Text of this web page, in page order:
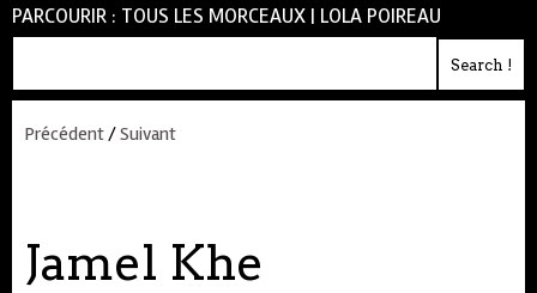
PARCOURIR : TOUS LES MORCEAUX | LOLA POIREAU
Précédent/Suivant
Jamel Khe